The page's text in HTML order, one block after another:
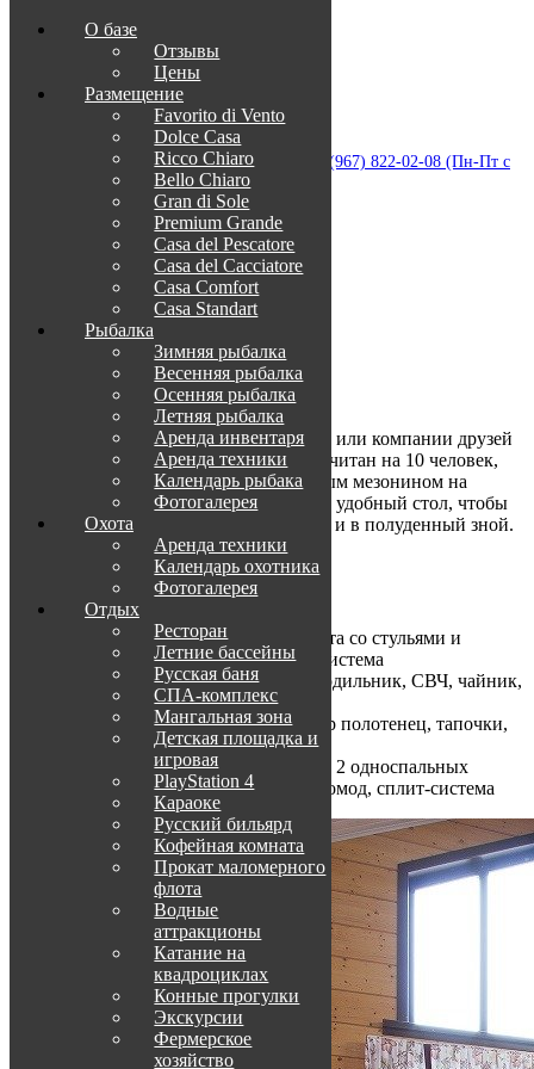
Приветствуем в Венеции на Каспии!
info@otdih-v-astrakhani.ru Как нас найти
+7 (967) 822-02-08 (Пн-Пт с
09:00 до 18:00)
Забронировать
Ванные комнаты
К-во спальных комнат
К-во кроватей
Идеальное решение для семьи с детьми или компании друзей
2-х этажный коттеджBello Chiaro
рассчитан на 10 человек,
общей площадью 110 кв.м. с просторным мезонином на
втором этаже. В доме имеется большой удобный стол, чтобы
собраться большой компанией вечером и в полуденный зной.
прихожая – гардеробный шкаф
гостиная — большой угловая тахта со стульями и
столом, спутниковое ТV, сплит-система
кухня – кухонный гарнитур, холодильник, СВЧ, чайник,
кухонная посуда
c/у — душевая кабина, фен, набор полотенец, тапочки,
шампунь, гель, мыло
2 спальни – в каждой спальне: по 2 односпальных
кровати, по 2 тумбы, шкаф/или комод, сплит-система
О базе
Отзывы
Цены
Размещение
Favorito di Vento
Dolce Casa
Ricco Chiaro
Bello Chiaro
Gran di Sole
Premium Grande
Casa del Pescatore
Casa del Cacсiatore
Casa Comfort
Casa Standart
Рыбалка
Зимняя рыбалка
Весенняя рыбалка
Осенняя рыбалка
Летняя рыбалка
Аренда инвентаря
Аренда техники
Календарь рыбака
Фотогалерея
Охота
Аренда техники
Календарь охотника
Фотогалерея
Отдых
Ресторан
Летние бассейны
Русская баня
СПА-комплекс
Мангальная зона
Детская площадка и
игровая
PlayStation 4
Караоке
Русский бильярд
Кофейная комната
Прокат маломерного
флота
Водные
аттракционы
Катание на
квадроциклах
Конные прогулки
Экскурсии
Фермерское
хозяйство